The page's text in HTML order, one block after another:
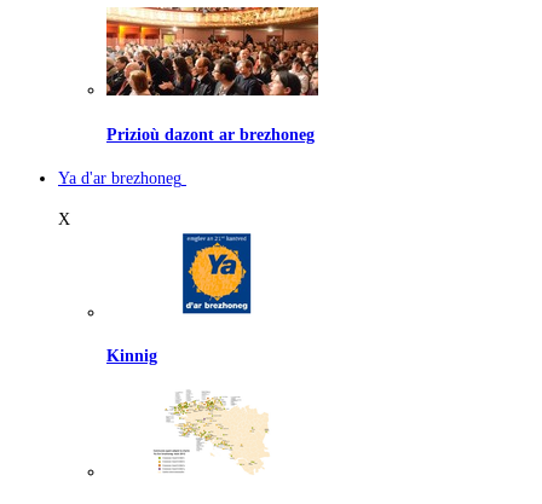
Prizioù dazont ar brezhoneg
Ya d'ar brezhoneg
X
Kinnig